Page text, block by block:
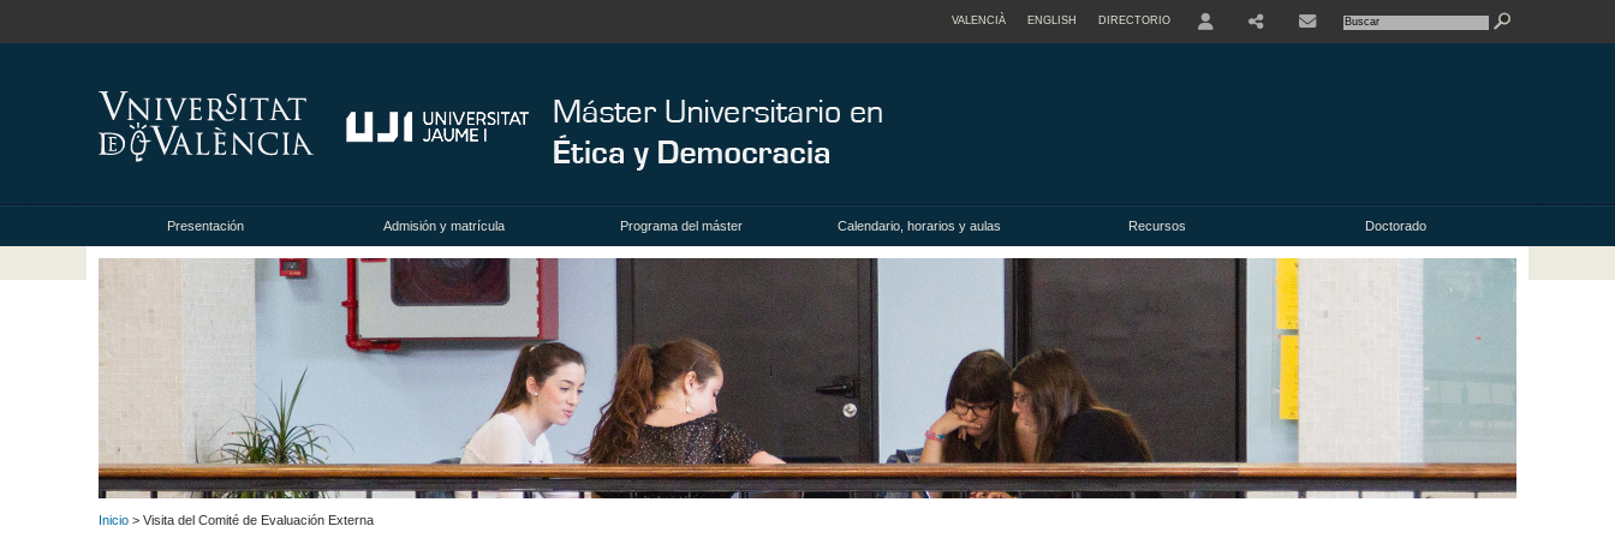
VALENCIÀ ENGLISH DIRECTORIO
Presentación Admisión y matrícula Programa del máster Calendario, horarios y aulas Recursos Doctorado
Inicio > Visita del Comité de Evaluación Externa